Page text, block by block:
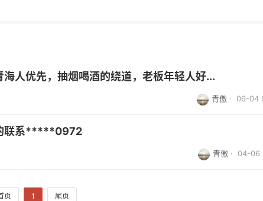
人优先，抽烟喝酒的绕道，老板年轻人好...
青傲 · 06-04
联系*****0972
青傲 · 04-06
页 1 尾页